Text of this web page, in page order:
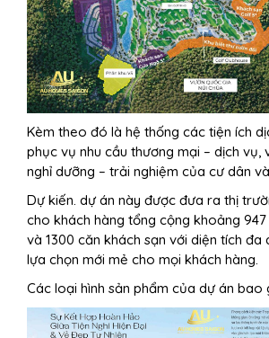
Kèm theo đó là hệ thống các tiện ích
phục vụ nhu cầu thương mại – dịch vụ,
nghỉ dưỡng – trải nghiệm của cư dân
Dự kiến. dự án này được đưa ra thị
cho khách hàng tổng cộng khoảng
và 1300 căn khách sạn với diện tích đa
lựa chọn mới mẻ cho mọi khách hàng.
Các loại hình sản phẩm của dự án bao